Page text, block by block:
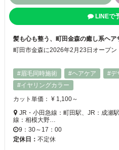
LINEで
髪も心も整う、町田金森の癒し系ヘア
#眉毛同時施術
#ヘアケア #デ
#イヤリングカラー
カット単価： ¥ 1,100～
JR・小田急線：町田駅、JR：成瀬
線：相模大野…
9：30～17：00
定休日： 不定休